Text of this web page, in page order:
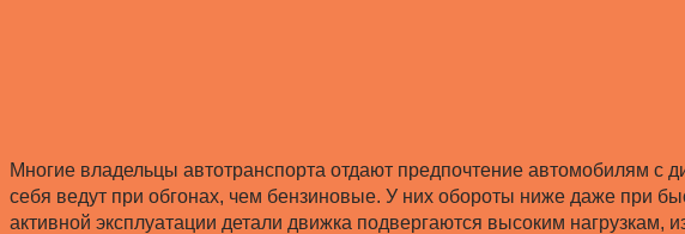
Многие владельцы автотранспорта отдают предпочтение автомобилям с
себя ведут при обгонах, чем бензиновые. У них обороты ниже даже при
активной эксплуатации детали движка подвергаются высоким нагрузкам,